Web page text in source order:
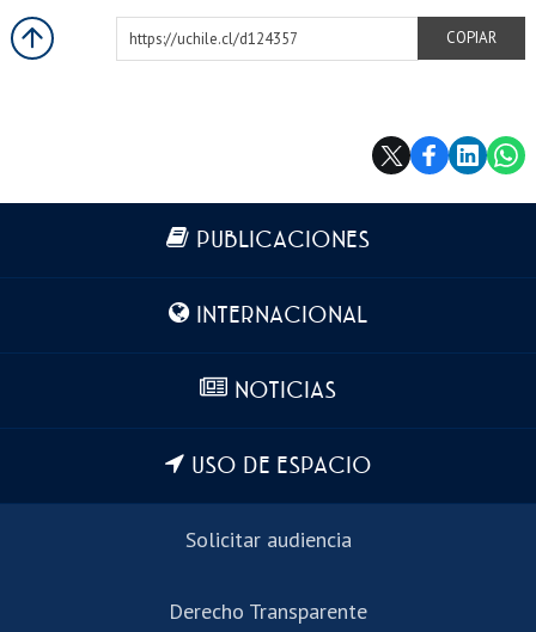
https://uchile.cl/d124357
COPIAR
Más información
PUBLICACIONES
INTERNACIONAL
NOTICIAS
USO DE ESPACIO
Solicitar audiencia
Derecho Transparente